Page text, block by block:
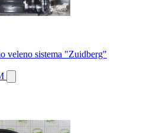
veleno sistema "Zuidberg"